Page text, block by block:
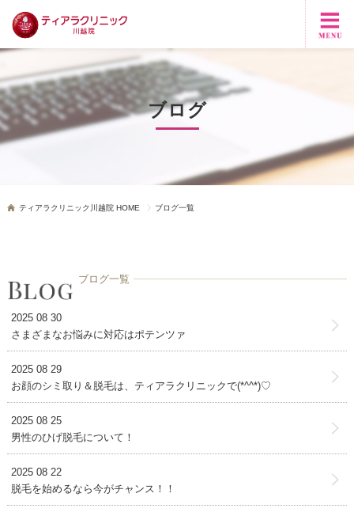
ブログ
ティアラクリニック川越院 HOME ブログ一覧
ブログ一覧
2025 08 30
さまざまなお悩みに対応はポテンツァ
2025 08 29
お顔のシミ取り＆脱毛は、ティアラクリニックで(*^^*)♡
2025 08 25
男性のひげ脱毛について！
2025 08 22
脱毛を始めるなら今がチャンス！！